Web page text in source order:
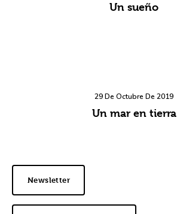
Un sueño
29 De Octubre De 2019
Un mar en tierra
Newsletter